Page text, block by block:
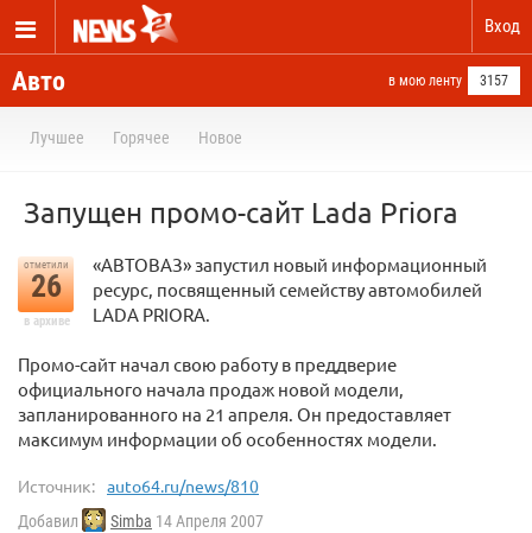
Вход
Авто в мою ленту 3157
Лучшее Горячее Новое
Запущен промо-сайт Lada Priora
отметили
26
в архиве
«АВТОВАЗ» запустил новый информационный
ресурс, посвященный семейству автомобилей
LADA PRIORA.
Промо-сайт начал свою работу в преддверие
официального начала продаж новой модели,
запланированного на 21 апреля. Он предоставляет
максимум информации об особенностях модели.
Источник: auto64.ru/news/810
Добавил Simba 14 Апреля 2007